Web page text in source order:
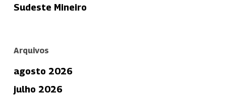
Sudeste Mineiro
Arquivos
agosto 2026
julho 2026